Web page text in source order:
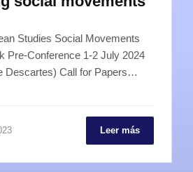
Studies Social Movements
Pre-Conference 1-2 July 2024
Descartes) Call for Papers…
Leer más